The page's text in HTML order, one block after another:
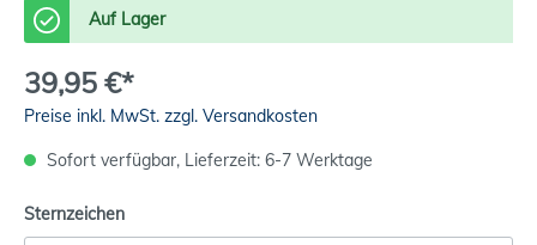
Auf Lager
39,95 €*
Preise inkl. MwSt. zzgl. Versandkosten
Sofort verfügbar, Lieferzeit: 6-7 Werktage
Sternzeichen